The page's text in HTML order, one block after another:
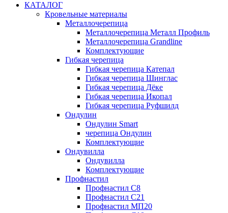
КАТАЛОГ
Кровельные материалы
Металлочерепица
Металлочерепица Металл Профиль
Металлочерепица Grandline
Комплектующие
Гибкая черепица
Гибкая черепица Катепал
Гибкая черепица Шинглас
Гибкая черепица Дёке
Гибкая черепица Икопал
Гибкая черепица Руфшилд
Ондулин
Ондулин Smart
черепица Ондулин
Комплектующие
Ондувилла
Ондувилла
Комплектующие
Профнастил
Профнастил C8
Профнастил C21
Профнастил МП20